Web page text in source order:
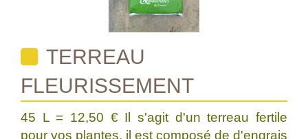
TERREAU
FLEURISSEMENT
45 L = 12,50 € Il s'agit d'un terreau fertile
pour vos plantes. il est composé de d'engrais